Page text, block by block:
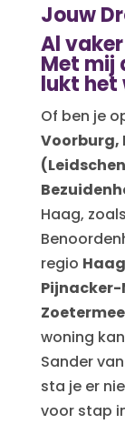
Jouw
Al
Met mij
lukt het
Of ben je
Voorburg,
Haag,
regio
Pijnacker-
woning
Sander
sta je er
voor stap